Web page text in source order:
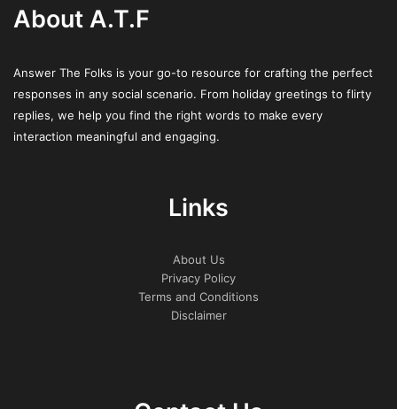
“Le recensioni di Fishing Time
prezioso per i pescatori italiani che
cercano qualità e affidabilità nel
settore, offrendo un quadro
dettagliato che aiuta a fare scelte
specializzate
About A.T.F
Answer The Folks is your go-to resource for crafting the perfect
responses in any social scenario. From holiday greetings to flirty
replies, we help you find the right words to make every
interaction meaningful and engaging.
Links
About Us
Privacy Policy
Terms and Conditions
Disclaimer